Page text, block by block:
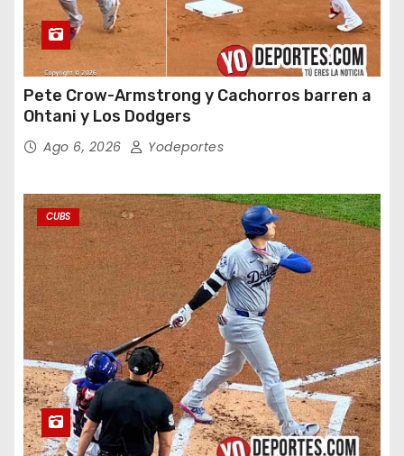
Pete Crow-Armstrong y Cachorros barren a
Ohtani y Los Dodgers
Ago 6, 2026 Yodeportes
CUBS